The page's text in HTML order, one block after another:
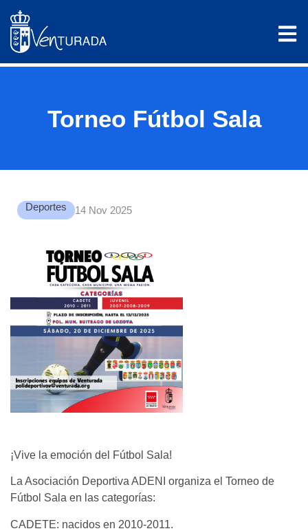
Torneo Fútbol Sala
Deportes 14 Nov 2025
¡Vive la emoción del Fútbol Sala!
La Asociación Deportiva ADENI organiza el Torneo de
Fútbol Sala en las categorías:
CADETE: nacidos en 2010-2011.